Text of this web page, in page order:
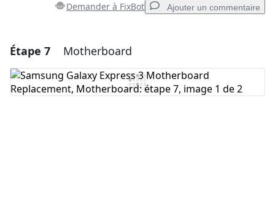
Demander à FixBot Ajouter un commentaire
Ajouter un commentaire
Ajouter un commentaire
Étape 7 Motherboard